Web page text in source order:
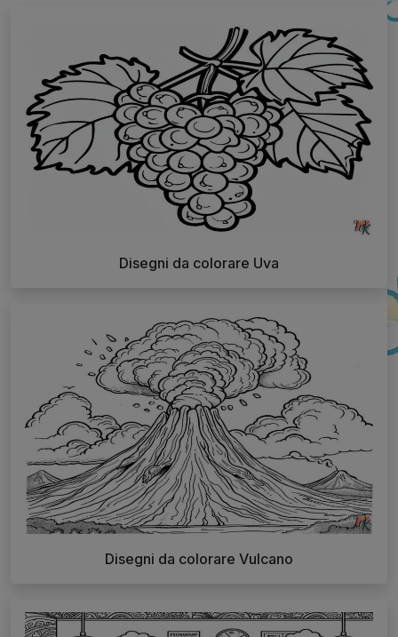
Disegni da colorare Uva
Disegni da colorare Vulcano